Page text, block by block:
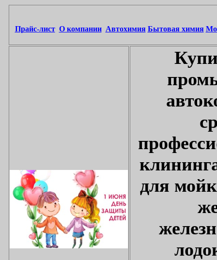
Прайс-лист О компании Автохимия Бытовая химия
для